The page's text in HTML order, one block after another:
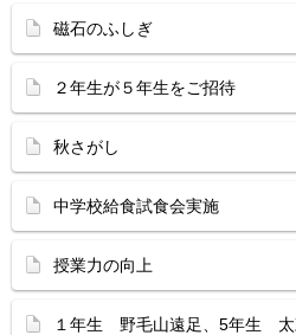
磁石のふしぎ
２年生が５年生をご招待
秋さがし
中学校給食試食会実施
授業力の向上
１年生 野毛山遠足、5年生 太